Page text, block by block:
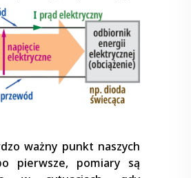
ważny punkt naszych
pierwsze, pomiary są